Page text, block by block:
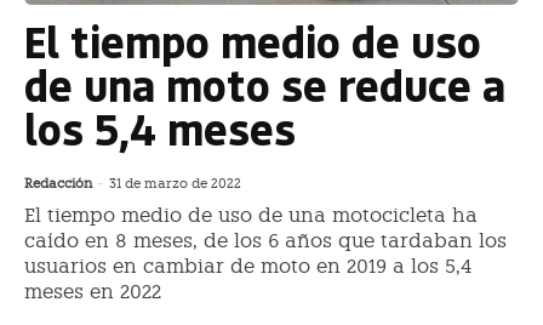
El tiempo medio de uso
de una moto se reduce a
los 5,4 meses
Redacción - 31 de marzo de 2022
El tiempo medio de uso de una motocicleta ha
caído en 8 meses, de los 6 años que tardaban los
usuarios en cambiar de moto en 2019 a los 5,4
meses en 2022